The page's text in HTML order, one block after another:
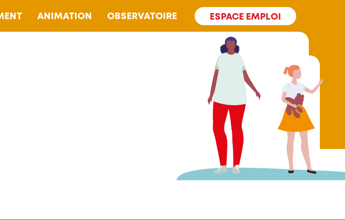
ANIMATION OBSERVATOIRE ESPACE EMPLOI